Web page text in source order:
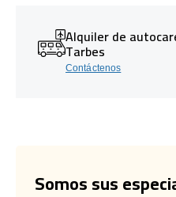
Alquiler de
Tarbes
Contáctenos
Somos sus